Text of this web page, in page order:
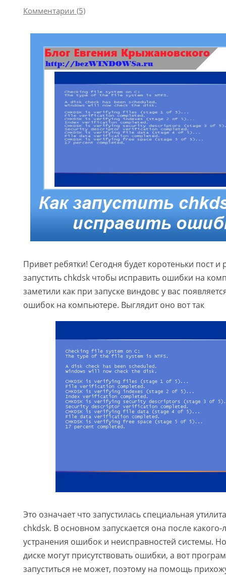
Комментарии (5)
Привет ребятки! Сегодня будет коротеньки пост и
запустить chkdsk чтобы исправить ошибки на
заметили как при запуске виндовс у вас
ошибок на компьютере. Выглядит оно вот так
Это означает что запустилась специальная
chkdsk. В основном запускается она после
устранения ошибок и неисправностей системы.
диске могут присутствовать ошибки, а вот
запуститься не может, поэтому на помощь